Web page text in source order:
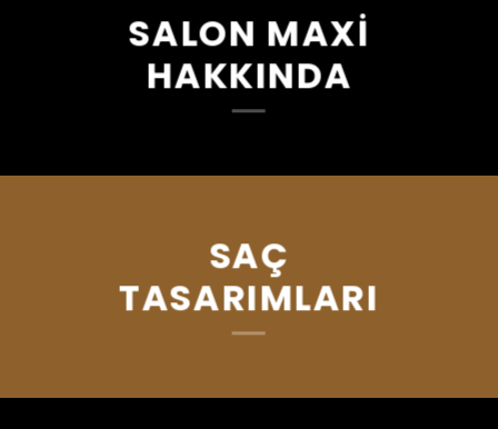
SALON MAXİ
HAKKINDA
SAÇ
TASARIMLARI